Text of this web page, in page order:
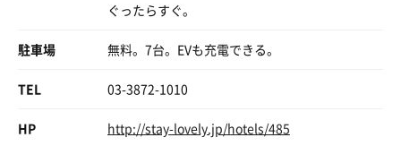
ぐったらすぐ。
駐車場 無料。7台。EVも充電できる。
TEL 03-3872-1010
HP http://stay-lovely.jp/hotels/485